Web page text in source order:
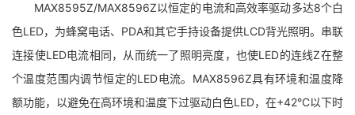
MAX8595Z/MAX8596Z以恒定的电流和高效率驱动多达8个白
色LED，为蜂窝电话、PDA和其它手持设备提供LCD背光照明。串联
连接使LED电流相同，从而统一了照明亮度，也使LED的连线Z在整
个温度范围内调节恒定的LED电流。MAX8596Z具有环境和温度降
额功能，以避免在高环境和温度下过驱动白色LED，在+42°C以下时